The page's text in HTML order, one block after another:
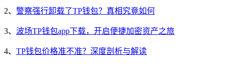
2、 警察强行卸载了TP钱包？真相究竟如何
3、 波场TP钱包app下载，开启便捷加密资产之旅
4、 TP钱包价格准不准？深度剖析与解读